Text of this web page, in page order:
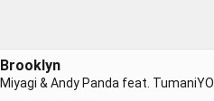
Brooklyn
Miyagi & Andy Panda feat. TumaniYO